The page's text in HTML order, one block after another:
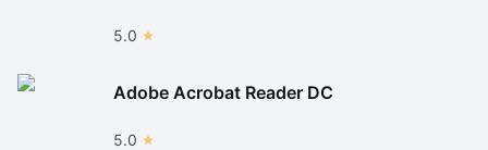
5.0
Adobe Acrobat Reader DC
5.0